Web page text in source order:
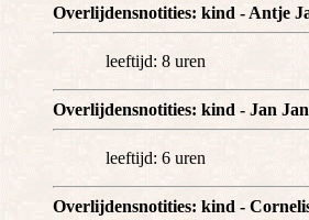
Overlijdensnotities: kind - Antje
leeftijd: 8 uren
Overlijdensnotities: kind - Jan
leeftijd: 6 uren
Overlijdensnotities: kind -